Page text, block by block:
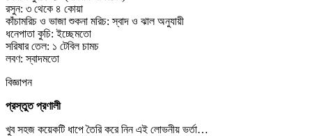
রসুন: ৩ থেকে ৪ কোয়া
কাঁচামরিচ ও ভাজা শুকনা মরিচ: স্বাদ ও ঝাল অনুযায়ী
ধনেপাতা কুচি: ইচ্ছেমতো
সরিষার তেল: ১ টেবিল চামচ
লবণ: স্বাদমতো
বিজ্ঞাপন
প্রস্তুত প্রণালী
খুব সহজ কয়েকটি ধাপে তৈরি করে নিন এই লোভনীয় ভর্তা…